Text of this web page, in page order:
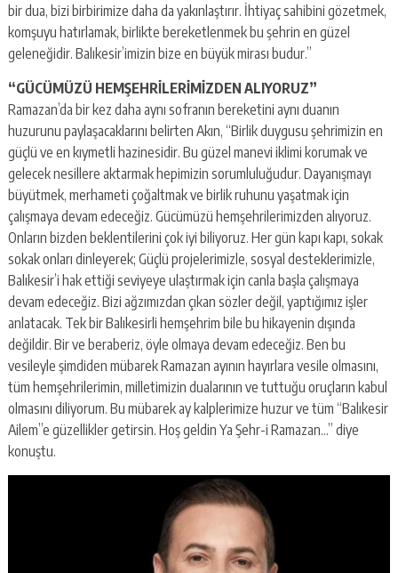
bir dua, bizi birbirimize daha da yakınlaştırır. İhtiyaç sahibini gözetmek,
komşuyu hatırlamak, birlikte bereketlenmek bu şehrin en güzel
geleneğidir. Balıkesir’imizin bize en büyük mirası budur.”
“GÜCÜMÜZÜ HEMŞEHRİLERİMİZDEN ALIYORUZ”
Ramazan’da bir kez daha aynı sofranın bereketini aynı duanın
huzurunu paylaşacaklarını belirten Akın, “Birlik duygusu şehrimizin en
güçlü ve en kıymetli hazinesidir. Bu güzel manevi iklimi korumak ve
gelecek nesillere aktarmak hepimizin sorumluluğudur. Dayanışmayı
büyütmek, merhameti çoğaltmak ve birlik ruhunu yaşatmak için
çalışmaya devam edeceğiz. Gücümüzü hemşehrilerimizden alıyoruz.
Onların bizden beklentilerini çok iyi biliyoruz. Her gün kapı kapı, sokak
sokak onları dinleyerek; Güçlü projelerimizle, sosyal desteklerimizle,
Balıkesir’i hak ettiği seviyeye ulaştırmak için canla başla çalışmaya
devam edeceğiz. Bizi ağzımızdan çıkan sözler değil, yaptığımız işler
anlatacak. Tek bir Balıkesirli hemşehrim bile bu hikayenin dışında
değildir. Bir ve beraberiz, öyle olmaya devam edeceğiz. Ben bu
vesileyle şimdiden mübarek Ramazan ayının hayırlara vesile olmasını,
tüm hemşehrilerimin, milletimizin dualarının ve tuttuğu oruçların kabul
olmasını diliyorum. Bu mübarek ay kalplerimize huzur ve tüm “Balıkesir
Ailem”e güzellikler getirsin. Hoş geldin Ya Şehr-i Ramazan…” diye
konuştu.